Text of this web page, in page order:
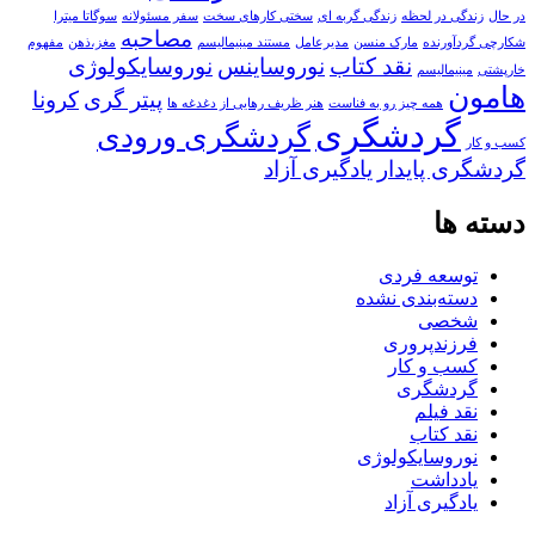
در حال زندگی در لحظه زندگی گربه ای سختی کارهای سخت سفر مسئولانه سوگاتا میترا
شکارچی گردآورنده مارک منسن مدیرعامل مستند مینیمالیسم مصاحبه مغز،ذهن مفهوم
خارپشتی مینیمالیسم نقد کتاب نوروساینس نوروسایکولوژی
هامون همه چیز رو به فناست هنر ظریف رهایی از دغدغه ها پیتر گری کرونا
کسب و کار گردشگریگردشگری ورودی
گردشگری پایدار یادگیری آزاد
دسته ها
توسعه فردی
دسته‌بندی نشده
شخصی
فرزندپروری
کسب و کار
گردشگری
نقد فیلم
نقد کتاب
نوروسایکولوژی
یادداشت
یادگیری آزاد